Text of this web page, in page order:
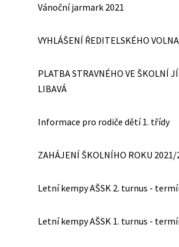
Vánoční jarmark 2021
VYHLÁŠENÍ ŘEDITELSKÉHO VOLNA
PLATBA STRAVNÉHO VE ŠKOLNÍ
LIBAVÁ
Informace pro rodiče dětí 1. třídy
ZAHÁJENÍ ŠKOLNÍHO ROKU 2021/
Letní kempy AŠSK 2. turnus -
Letní kempy AŠSK 1. turnus -